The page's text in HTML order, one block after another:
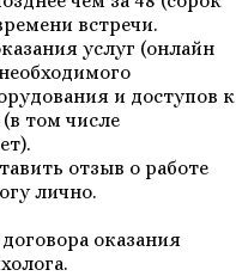
встречи.
услуг (онлайн
и доступов к
том числе
отзыв о работе
лично.
оказания